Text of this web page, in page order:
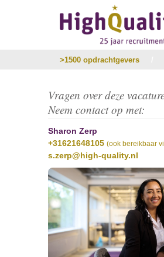
>1500 opdrachtgevers
Vragen over deze
Neem contact op met:
Sharon Zerp
+31621648105 (ook bereikbaar
s.zerp@high-quality.nl